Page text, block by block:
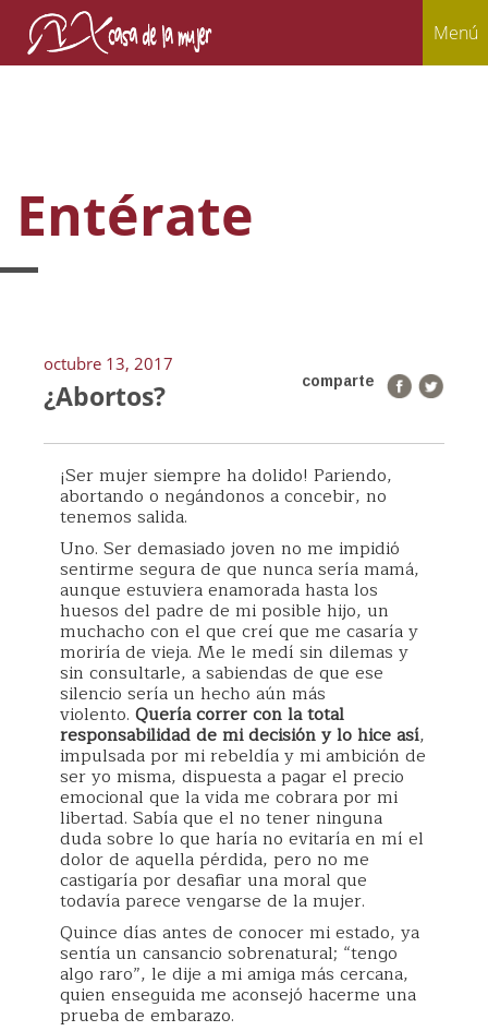
Menú
Entérate
octubre 13, 2017
comparte
¿Abortos?
¡Ser mujer siempre ha dolido! Pariendo,
abortando o negándonos a concebir, no
tenemos salida.
Uno. Ser demasiado joven no me impidió
sentirme segura de que nunca sería mamá,
aunque estuviera enamorada hasta los
huesos del padre de mi posible hijo, un
muchacho con el que creí que me casaría y
moriría de vieja. Me le medí sin dilemas y
sin consultarle, a sabiendas de que ese
silencio sería un hecho aún más
violento. Quería correr con la total
responsabilidad de mi decisión y lo hice así,
impulsada por mi rebeldía y mi ambición de
ser yo misma, dispuesta a pagar el precio
emocional que la vida me cobrara por mi
libertad. Sabía que el no tener ninguna
duda sobre lo que haría no evitaría en mí el
dolor de aquella pérdida, pero no me
castigaría por desafiar una moral que
todavía parece vengarse de la mujer.
Quince días antes de conocer mi estado, ya
sentía un cansancio sobrenatural; “tengo
algo raro”, le dije a mi amiga más cercana,
quien enseguida me aconsejó hacerme una
prueba de embarazo.